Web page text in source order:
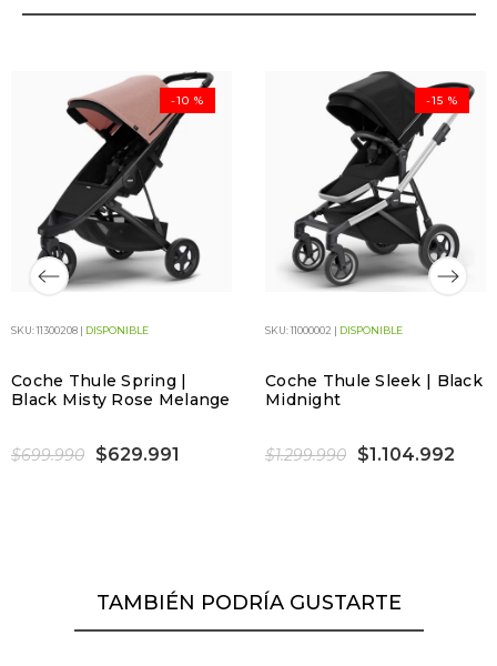
SKU: 11300208 | DISPONIBLE
Coche Thule Spring |
Black Misty Rose Melange
$699.990 $629.991
-10 %
SKU: 11000002 | DISPONIBLE
Coche Thule Sleek | Black
Midnight
$1.299.990 $1.104.992
-15 %
TAMBIÉN PODRÍA GUSTARTE